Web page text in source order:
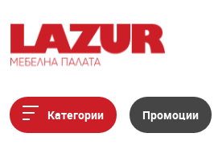
Категории Промоции